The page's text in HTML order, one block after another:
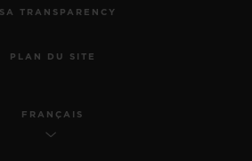
TRANSPARENCY
PLAN DU SITE
FRANÇAIS